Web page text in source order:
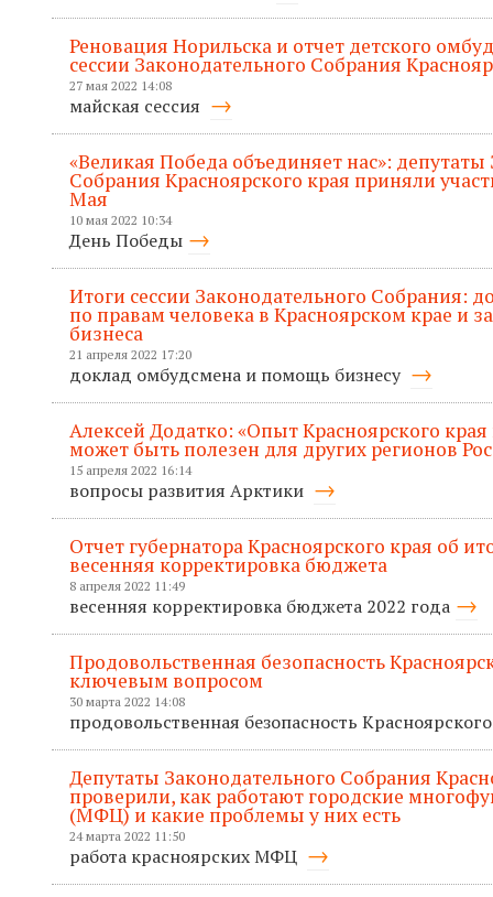
Реновация Норильска и отчет детского
сессии Законодательного Собрания
27 мая 2022 14:08
майская сессия
«Великая Победа объединяет нас»: депутаты
Собрания Красноярского края приняли
Мая
10 мая 2022 10:34
День Победы
Итоги сессии Законодательного Собрания:
по правам человека в Красноярском крае и
бизнеса
21 апреля 2022 17:20
доклад омбудсмена и помощь бизнесу
Алексей Додатко: «Опыт Красноярского
может быть полезен для других регионов
15 апреля 2022 16:14
вопросы развития Арктики
Отчет губернатора Красноярского края об
весенняя корректировка бюджета
8 апреля 2022 11:49
весенняя корректировка бюджета 2022 года
Продовольственная безопасность
ключевым вопросом
30 марта 2022 14:08
продовольственная безопасность
Депутаты Законодательного Собрания
проверили, как работают городские
(МФЦ) и какие проблемы у них есть
24 марта 2022 11:50
работа красноярских МФЦ